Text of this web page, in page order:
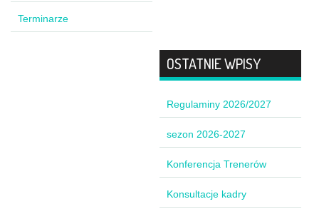
Terminarze
OSTATNIE WPISY
Regulaminy 2026/2027
sezon 2026-2027
Konferencja Trenerów
Konsultacje kadry